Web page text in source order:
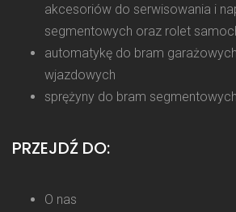
akcesoriów do serwisowania i
segmentowych oraz rolet
automatykę do bram
wjazdowych
sprężyny do bram segmentowych.
PRZEJDŹ DO:
O nas